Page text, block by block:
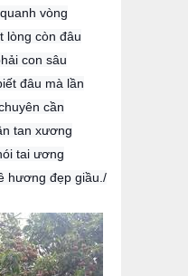
vòng
lòng còn đâu
con sâu
đâu mà lần
cần
tan xương
tai ương
hương đẹp giầu./